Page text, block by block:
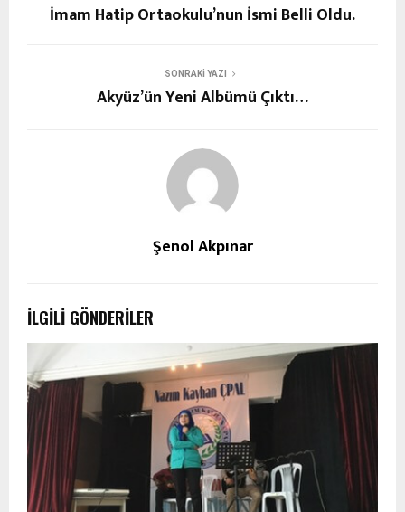
İmam Hatip Ortaokulu’nun İsmi Belli Oldu.
SONRAKI YAZI
Akyüz’ün Yeni Albümü Çıktı…
Şenol Akpınar
İLGILI GÖNDERILER